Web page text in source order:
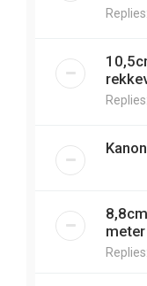
Replies:
Replies:
meter
Replies: